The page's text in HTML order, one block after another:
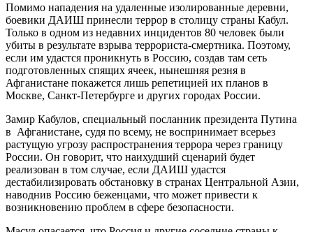
Помимо нападения на удаленные изолированные деревни,
боевики ДАИШ принесли террор в столицу страны Кабул.
Только в одном из недавних инцидентов 80 человек были
убиты в результате взрыва террориста-смертника. Поэтому,
если им удастся проникнуть в Россию, создав там сеть
подготовленных спящих ячеек, нынешняя резня в
Афганистане покажется лишь репетицией их планов в
Москве, Санкт-Петербурге и других городах России.
Замир Кабулов, специальный посланник президента Путина
в Афганистане, судя по всему, не воспринимает всерьез
растущую угрозу распространения террора через границу
России. Он говорит, что наихудший сценарий будет
реализован в том случае, если ДАИШ удастся
дестабилизировать обстановку в странах Центральной Азии,
наводнив Россию беженцами, что может привести к
возникновению проблем в сфере безопасности.